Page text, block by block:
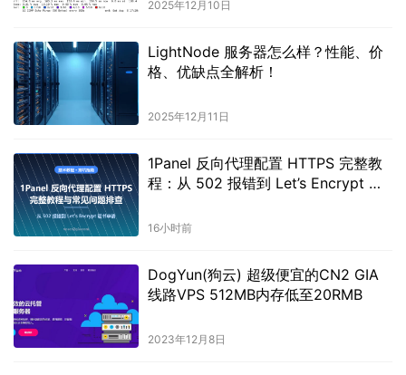
2025年12月10日
LightNode 服务器怎么样？性能、价
格、优缺点全解析！
2025年12月11日
1Panel 反向代理配置 HTTPS 完整教
程：从 502 报错到 Let’s Encrypt 证
16小时前
DogYun(狗云) 超级便宜的CN2 GIA
线路VPS 512MB内存低至20RMB
2023年12月8日